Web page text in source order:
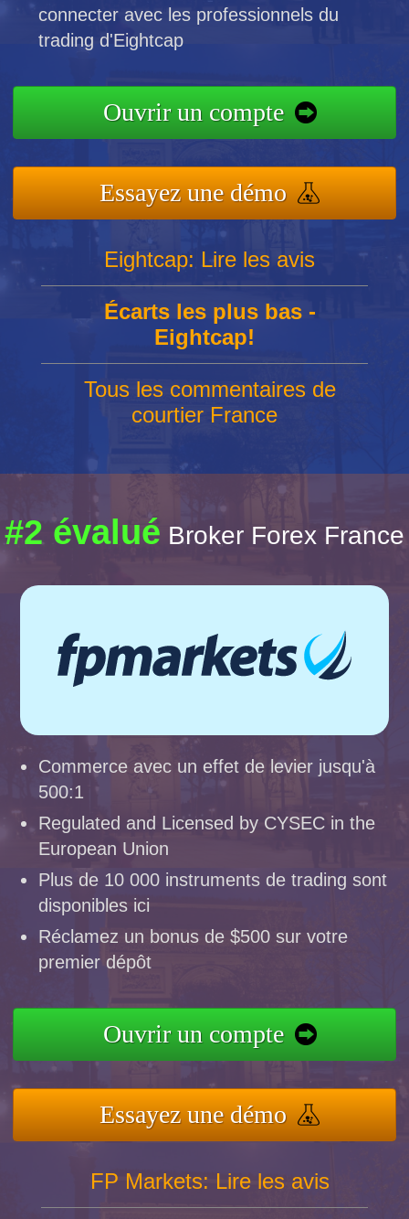
connecter avec les professionnels du
trading d'Eightcap
Ouvrir un compte
Essayez une démo
Eightcap: Lire les avis
Écarts les plus bas -
Eightcap!
Tous les commentaires de
courtier France
#2 évalué Broker Forex France
Commerce avec un effet de levier jusqu'à
500:1
Regulated and Licensed by CYSEC in the
European Union
Plus de 10 000 instruments de trading sont
disponibles ici
Réclamez un bonus de $500 sur votre
premier dépôt
Ouvrir un compte
Essayez une démo
FP Markets: Lire les avis